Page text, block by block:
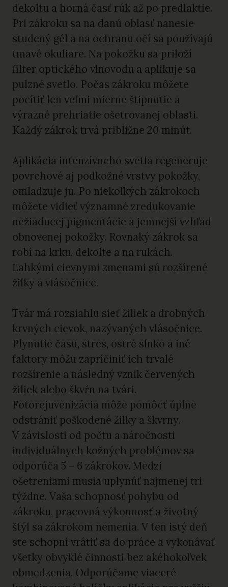
dekoltu a horná časť rúk až po predlaktie.
Pri zákroku sa na danú oblasť nanesie
studený gél a na ochranu očí sa používajú
tmavé okuliare. Na pokožku sa priloží
filter optického vlnovodu a aplikuje sa
pulzné svetlo. Počas zákroku môžete
pocítiť len veľmi mierne štipnutie a
výrazné prehriatie ošetrovanej oblasti.
Každý zákrok trvá približne 20 minút.
Aplikácia intenzívneho svetla regeneruje
povrchové aj podkožné vrstvy pokožky,
omladzuje ju. Po niekoľkých zákrokoch
môžete vidieť významné zredukovanie
nežiaducej pigmentácie a jemnejší vzhľad
obnovenej pokožky. Rovnaký zákrok sa
robí na krku, dekolte a na rukách.
Ľahkými cievnymi zmenami sú rozšírené
žilky a vlásočnice.
Tvár má rozsiahlu sieť žiliek a drobných
krvných cievok, nazývaných vlásočnice.
Plynutie času, stres, ostré slnko a iné
faktory môžu zapríčiniť ich trvalé
rozšírenie a následný vznik červených
žiliek alebo škvŕn na tvári.
Fotorejuvenizácia môže pomôcť úplne
odstrániť poškodené žilky a škvrny.
V závislosti od počtu a náročnosti
individuálnych kožných problémov sa
odporúča 5 – 6 zákrokov. Medzi
ošetreniami musia uplynúť najmenej tri
týždne. Vaša schopnosť pohybu od
zákroku, pracovná výkonnosť a životný
štýl sa zákrokom nemenia. V ten istý deň
ste schopní vrátiť sa do práce a vykonávať
všetky obvyklé činnosti bez akéhokoľvek
obmedzenia. Odporúčame viaceré